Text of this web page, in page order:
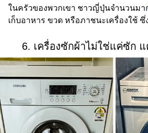
ในครัวของพวกเขา ชาวญี่ปุ่นจำนวนมา
เก็บอาหาร ขวด หรือภาชนะเครื่องใช้ ซึ่
6. เครื่องซักผ้าไม่ใช่แค่ซัก